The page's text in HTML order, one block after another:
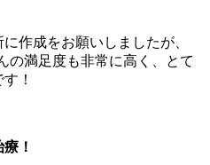
作成をお願いしましたが、
の満足度も非常に高く、とて
！
！